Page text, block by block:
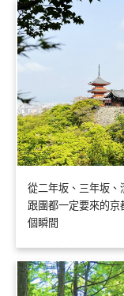
從二年坂、三年坂
跟團都一定要來的
個瞬間